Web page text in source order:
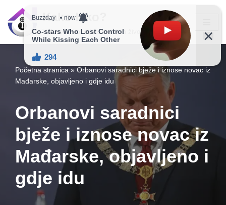
Skip
Kako lako?
Vaš vodič ka jednostavnijem životu!
Početna stranica » Orbanovi saradnici bježe i iznose novac iz
Mađarske, objavljeno i gdje idu
Orbanovi saradnici
bježe i iznose novac iz
Mađarske, objavljeno i
gdje idu